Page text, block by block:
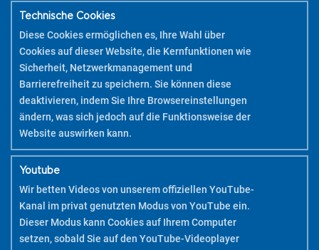
Um dir zu helfen, dein(e) DIY-Set(s) zu benutzen, lade die PDF-
Tutorials herunter.
Pilot Pintor – DIY Bag Kit – Feine Spitze
ENTDECKE MEHR
Technische Cookies
Diese Cookies ermöglichen es, Ihre Wahl über
Cookies auf dieser Website, die Kernfunktionen wie
Sicherheit, Netzwerkmanagement und
Barrierefreiheit zu speichern. Sie können diese
deaktivieren, indem Sie Ihre Browsereinstellungen
ändern, was sich jedoch auf die Funktionsweise der
Website auswirken kann.
Youtube
Wir betten Videos von unserem offiziellen YouTube-
Kanal im privat genutzten Modus von YouTube ein.
Dieser Modus kann Cookies auf Ihrem Computer
setzen, sobald Sie auf den YouTube-Videoplayer